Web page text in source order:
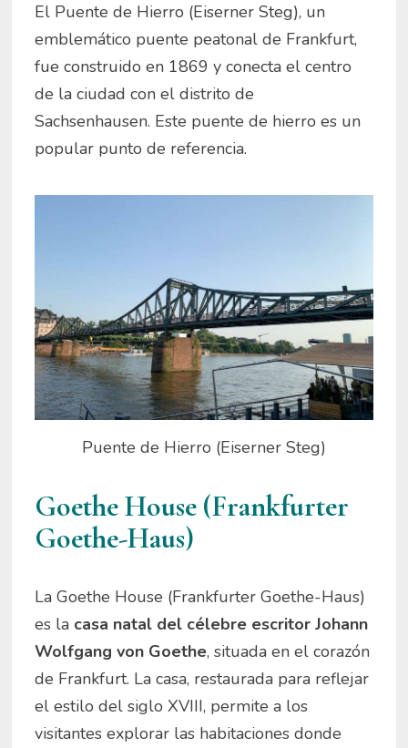
El Puente de Hierro (Eiserner Steg), un
emblemático puente peatonal de Frankfurt,
fue construido en 1869 y conecta el centro
de la ciudad con el distrito de
Sachsenhausen. Este puente de hierro es un
popular punto de referencia.
Puente de Hierro (Eiserner Steg)
Goethe House (Frankfurter
Goethe-Haus)
La Goethe House (Frankfurter Goethe-Haus)
es la casa natal del célebre escritor Johann
Wolfgang von Goethe, situada en el corazón
de Frankfurt. La casa, restaurada para reflejar
el estilo del siglo XVIII, permite a los
visitantes explorar las habitaciones donde